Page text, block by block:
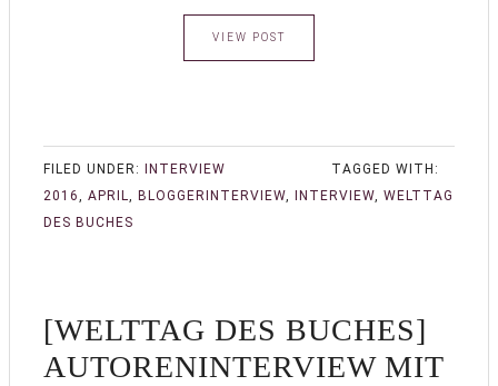
VIEW POST
FILED UNDER: INTERVIEW
TAGGED WITH:
2016, APRIL, BLOGGERINTERVIEW, INTERVIEW, WELTTAG
DES BUCHES
[WELTTAG DES BUCHES]
AUTORENINTERVIEW MIT